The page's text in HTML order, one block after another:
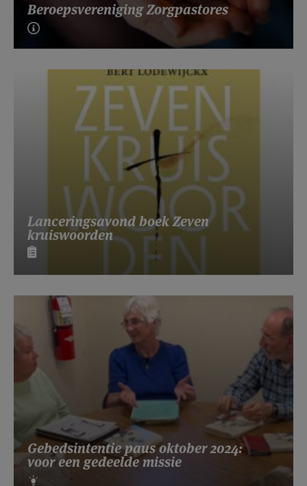
Beroepsvereniging Zorgpastores
Lanceringsavond boek Zeven
kruiswoorden
Gebedsintentie paus oktober 2024:
voor een gedeelde missie